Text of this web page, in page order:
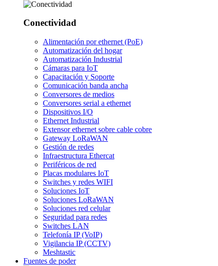
Conectividad
Alimentación por ethernet (PoE)
Automatización del hogar
Automatización Industrial
Cámaras para IoT
Capacitación y Soporte
Comunicación banda ancha
Conversores de medios
Conversores serial a ethernet
Dispositivos I/O
Ethernet Industrial
Extensor ethernet sobre cable cobre
Gateway LoRaWAN
Gestión de redes
Infraestructura Ethercat
Periféricos de red
Placas modulares IoT
Switches y redes WIFI
Soluciones IoT
Soluciones LoRaWAN
Soluciones red celular
Seguridad para redes
Switches LAN
Telefonía IP (VoIP)
Vigilancia IP (CCTV)
Meshtastic
Fuentes de poder